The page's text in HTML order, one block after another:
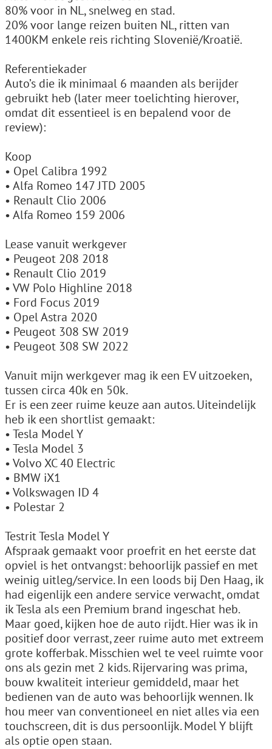
80% voor in NL, snelweg en stad.
20% voor lange reizen buiten NL, ritten van
1400KM enkele reis richting Slovenië/Kroatië.
Referentiekader
Auto’s die ik minimaal 6 maanden als berijder
gebruikt heb (later meer toelichting hierover,
omdat dit essentieel is en bepalend voor de
review):
Koop
• Opel Calibra 1992
• Alfa Romeo 147 JTD 2005
• Renault Clio 2006
• Alfa Romeo 159 2006
Lease vanuit werkgever
• Peugeot 208 2018
• Renault Clio 2019
• VW Polo Highline 2018
• Ford Focus 2019
• Opel Astra 2020
• Peugeot 308 SW 2019
• Peugeot 308 SW 2022
Vanuit mijn werkgever mag ik een EV uitzoeken,
tussen circa 40k en 50k.
Er is een zeer ruime keuze aan autos. Uiteindelijk
heb ik een shortlist gemaakt:
• Tesla Model Y
• Tesla Model 3
• Volvo XC 40 Electric
• BMW iX1
• Volkswagen ID 4
• Polestar 2
Testrit Tesla Model Y
Afspraak gemaakt voor proefrit en het eerste dat
opviel is het ontvangst: behoorlijk passief en met
weinig uitleg/service. In een loods bij Den Haag, ik
had eigenlijk een andere service verwacht, omdat
ik Tesla als een Premium brand ingeschat heb.
Maar goed, kijken hoe de auto rijdt. Hier was ik in
positief door verrast, zeer ruime auto met extreem
grote kofferbak. Misschien wel te veel ruimte voor
ons als gezin met 2 kids. Rijervaring was prima,
bouw kwaliteit interieur gemiddeld, maar het
bedienen van de auto was behoorlijk wennen. Ik
hou meer van conventioneel en niet alles via een
touchscreen, dit is dus persoonlijk. Model Y blijft
als optie open staan.